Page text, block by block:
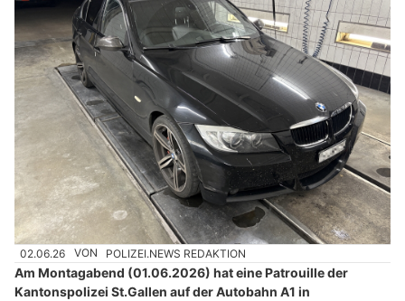
02.06.26 VON POLIZEI.NEWS REDAKTION
Am Montagabend (01.06.2026) hat eine Patrouille der
Kantonspolizei St.Gallen auf der Autobahn A1 in